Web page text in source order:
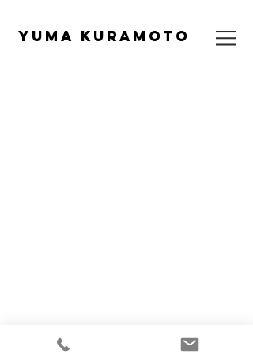
​YUMA KURAMOTO